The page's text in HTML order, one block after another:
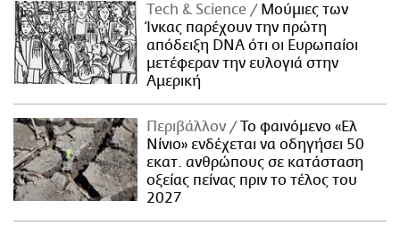
Τech & Science
Μούμιες των
Ίνκας παρέχουν την πρώτη
απόδειξη DNA ότι οι Ευρωπαίοι
μετέφεραν την ευλογιά στην
Αμερική
Περιβάλλον
Το φαινόμενο «Ελ
Νίνιο» ενδέχεται να οδηγήσει 50
εκατ. ανθρώπους σε κατάσταση
οξείας πείνας πριν το τέλος του
2027